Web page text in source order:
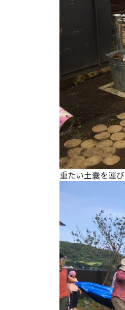
重たい土嚢を運び